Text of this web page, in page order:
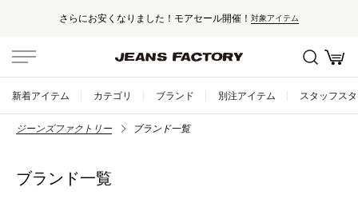
さらにお安くなりました！モアセール開催！ 対象アイテム
新着アイテム カテゴリ ブランド 別注アイテム スタッフス
ジーンズファクトリー ブランド一覧
ブランド一覧